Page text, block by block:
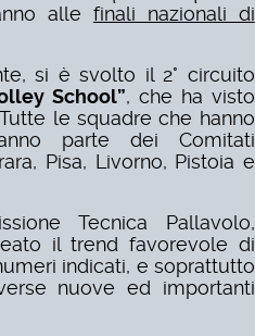
alle finali nazionali di
si è svolto il 2° circuito
School”, che ha visto
le squadre che hanno
parte dei Comitati
Pisa, Livorno, Pistoia e
Tecnica Pallavolo,
il trend favorevole di
indicati, e soprattutto
nuove ed importanti